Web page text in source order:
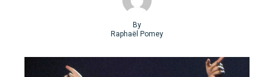
By
Raphaël Pomey